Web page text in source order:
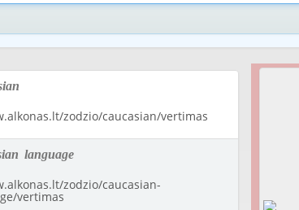
zodzio/caucasian/vertimas
language
zodzio/caucasian-
vertimas